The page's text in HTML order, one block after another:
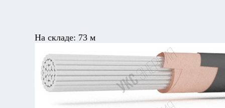
На складе: 73 м